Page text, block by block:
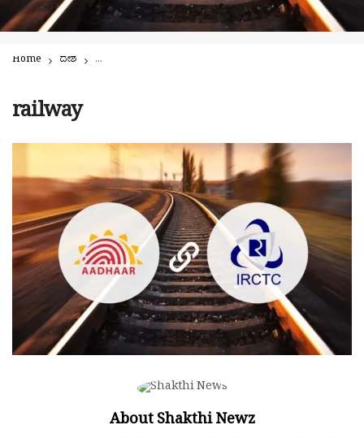
Home ದೇಶ ಇನ್ನು ರೈಲು ಟಿಕೆಟ್ ಆನ್ಲೈನ್ ಬುಕ್ಕಿಂಗಿಗೆ ಆಧಾರ್ ದೃಢೀಕರಣ ಕಡ್ಡಾಯ! ಹೊಸ
railway
About Shakthi Newz